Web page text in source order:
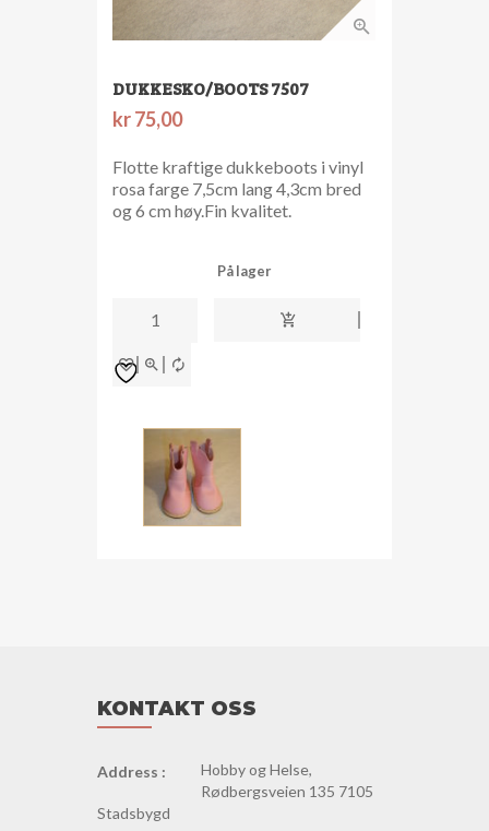
DUKKESKO/BOOTS 7507
kr75,00
Flotte kraftige dukkeboots i vinyl
rosa farge 7,5cm lang 4,3cm bred
og 6 cm høy.Fin kvalitet.
På lager
Dukkesko/boots
7507
KONTAKT OSS
Address :
Hobby og Helse,
Rødbergsveien 135 7105
Stadsbygd